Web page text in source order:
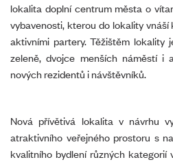
lokalita doplní centrum města o
vybavenosti, kterou do lokality
aktivními partery. Těžištěm lokality
zeleně, dvojce menších náměstí i
nových rezidentů i návštěvníků.
Nová přívětivá lokalita v návrhu
atraktivního veřejného prostoru s
kvalitního bydlení různých